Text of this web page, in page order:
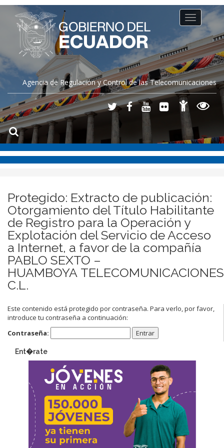
Agencia de Regulación y Control de las Telecomunicaciones
Toggle
navigation
Protegido: Extracto de publicación:
Otorgamiento del Título Habilitante
de Registro para la Operación y
Explotación del Servicio de Acceso
a Internet, a favor de la compañía
PABLO SEXTO –
HUAMBOYA TELECOMUNICACIONES
C.L.
Este contenido está protegido por contraseña. Para verlo, por favor,
introduce tu contraseña a continuación:
Contraseña:
Ent�rate